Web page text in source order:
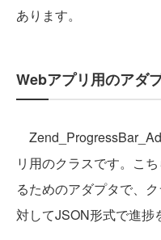
あります。
Webアプリ用のアダ
リ用のクラスです。こ
るためのアダプタで、
対してJSON形式で進捗